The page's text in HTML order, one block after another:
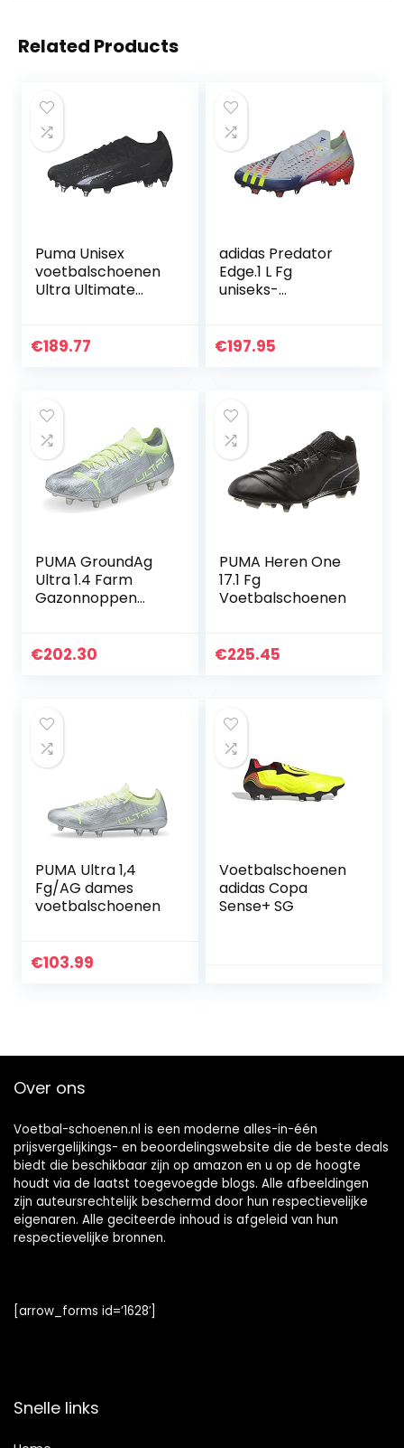
Related Products
Puma Unisex
voetbalschoenen
Ultra Ultimate
€189.77
adidas Predator
Edge.1 L Fg
uniseks-
€197.95
PUMA GroundAg
Ultra 1.4 Farm
Gazonnoppen
€202.30
PUMA Heren One
17.1 Fg
Voetbalschoenen
€225.45
PUMA Ultra 1,4
Fg/AG dames
voetbalschoenen
€103.99
Voetbalschoenen
adidas Copa
Sense+ SG
Over ons
Voetbal-schoenen.nl is een moderne alles-in-één
prijsvergelijkings- en beoordelingswebsite die de beste deals
biedt die beschikbaar zijn op amazon en u op de hoogte
houdt via de laatst toegevoegde blogs. Alle afbeeldingen
zijn auteursrechtelijk beschermd door hun respectievelijke
eigenaren. Alle geciteerde inhoud is afgeleid van hun
respectievelijke bronnen.
[arrow_forms id=’1628′]
Snelle links